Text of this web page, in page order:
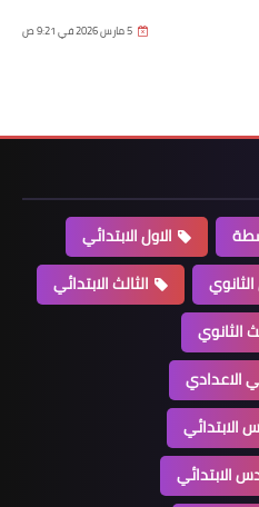
5 مارس 2026 في 9:21 ص
الاول الابتدائي
الثانوي
الثالث الابتدائي
الثانوي
الاعدادي
الابتدائي
الابتدائي